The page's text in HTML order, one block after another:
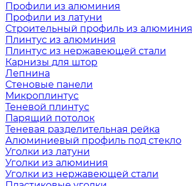
Профили из алюминия
Профили из латуни
Строительный профиль из алюминия
Плинтус из алюминия
Плинтус из нержавеющей стали
Карнизы для штор
Лепнина
Стеновые панели
Микроплинтус
Теневой плинтус
Парящий потолок
Теневая разделительная рейка
Алюминиевый профиль под стекло
Уголки из латуни
Уголки из алюминия
Уголки из нержавеющей стали